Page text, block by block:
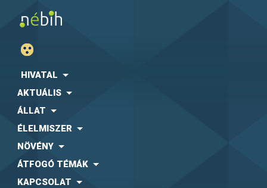
HIVATAL
AKTUÁLIS
ÁLLAT
ÉLELMISZER
NÖVÉNY
ÁTFOGÓ TÉMÁK
KAPCSOLAT